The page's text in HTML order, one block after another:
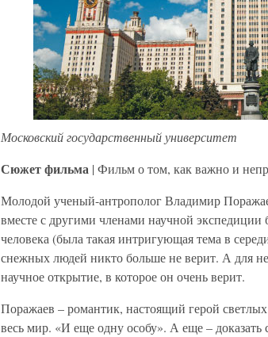
Московский государственный университет
Сюжет фильма | Фильм о том, как важно и
Молодой ученый-антрополог Владимир
вместе с другими членами научной
человека (была такая интригующая тема в
снежных людей никто больше не верит. А для
научное открытие, в которое он очень верит.
Поражаев – романтик, настоящий герой
весь мир. «И еще одну особу». А еще –